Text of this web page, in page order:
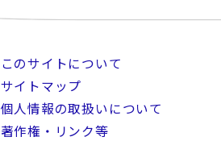
このサイトについて
サイトマップ
個人情報の取扱いについて
著作権・リンク等